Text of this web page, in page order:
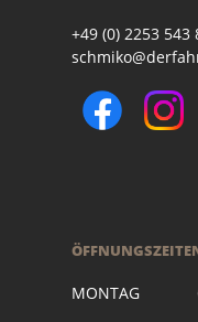
+49 (0) 2253 543
MONTAG